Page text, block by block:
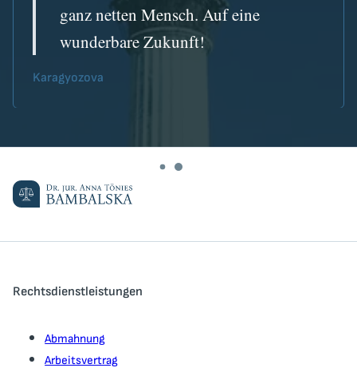
ganz netten Mensch. Auf eine
wunderbare Zukunft!
Karagyozova
Rechtsdienstleistungen
Abmahnung
Arbeitsvertrag